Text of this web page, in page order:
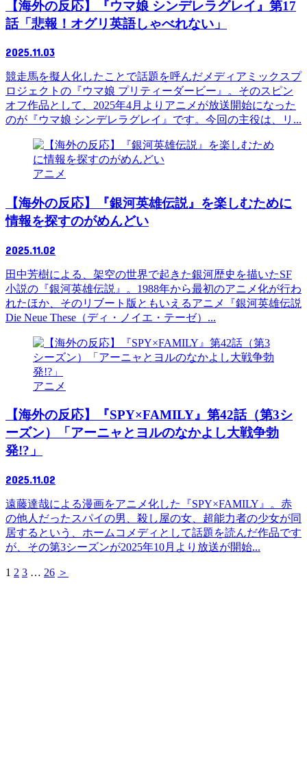
【海外の反応】『ウマ娘 シンデレラグレイ』第17
話「悲報！オグリ英語しゃべれない」
2025.11.03
競走馬を擬人化したことで話題を呼んだメディアミックスプ
ロジェクトの『ウマ娘 プリティーダービー』。そのスピン
オフ作品として、2025年4月よりアニメが放送開始になった
のが『ウマ娘 シンデレラグレイ』です。今回の主役は、リ...
アニメ
【海外の反応】『銀河英雄伝説』を楽しむために
情報を探すのがめんどい
2025.11.02
田中芳樹による、架空の世界で起きた銀河歴史を描いたSF
小説の『銀河英雄伝説』。1988年から最初のアニメ化が行わ
れたほか、そのリブート版ともいえるアニメ『銀河英雄伝説
Die Neue These（ディ・ノイエ・テーゼ）...
アニメ
【海外の反応】『SPY×FAMILY』第42話（第3シ
ーズン）「アーニャとヨルのなかよし大戦争勃
発!?」
2025.11.02
遠藤達哉による漫画をアニメ化した『SPY×FAMILY』。赤
の他人だったスパイの男、殺し屋の女、超能力者の少女が同
居するという、ホームコメディとして話題を読んだ作品です
が、その第3シーズンが2025年10月より放送が開始...
1 2 3 … 26 ＞